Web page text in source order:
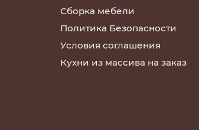
Сборка мебели
Политика Безопасности
Условия соглашения
Кухни из массива на заказ